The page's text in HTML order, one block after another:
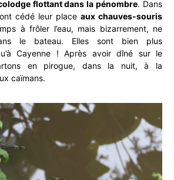
flottant dans la pénombre. Dans
cédé leur place aux chauves-souris
à frôler l’eau, mais bizarrement, ne
le bateau. Elles sont bien plus
Cayenne ! Après avoir dîné sur le
en pirogue, dans la nuit, à la
caïmans.